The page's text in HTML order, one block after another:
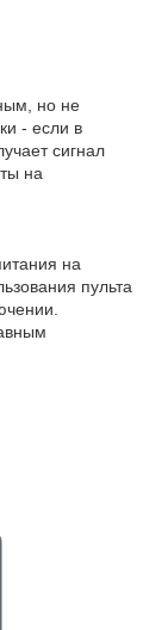
но не
- если в
сигнал
на
на
пульта